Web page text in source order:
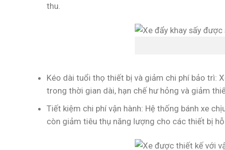
thu.
Kéo dài tuổi thọ thiết bị và giảm chi phí bảo trì:
trong thời gian dài, hạn chế hư hỏng và giảm
Tiết kiệm chi phí vận hành: Hệ thống bánh xe
còn giảm tiêu thụ năng lượng cho các thiết bị